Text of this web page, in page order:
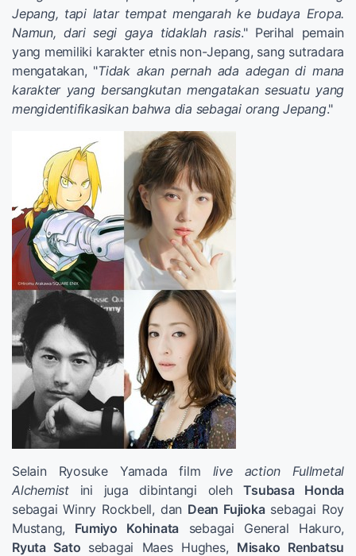
Jepang, tapi latar tempat mengarah ke budaya Eropa.
Namun, dari segi gaya tidaklah rasis." Perihal pemain
yang memiliki karakter etnis non-Jepang, sang sutradara
mengatakan, "Tidak akan pernah ada adegan di mana
karakter yang bersangkutan mengatakan sesuatu yang
mengidentifikasikan bahwa dia sebagai orang Jepang."
Selain Ryosuke Yamada film live action Fullmetal
Alchemistini juga dibintangi olehTsubasa Honda
sebagai Winry Rockbell, dan Dean Fujiokasebagai Roy
Mustang, Fumiyo Kohinata sebagai General Hakuro,
Ryuta Sato sebagai Maes Hughes, Misako Renbatsu